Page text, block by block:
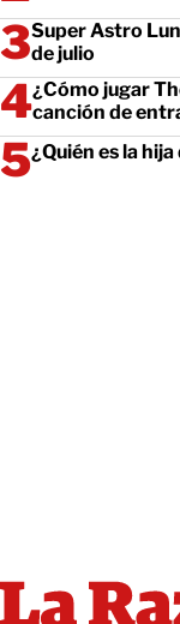
Super Astro
de julio
¿Cómo jugar
canción de
¿Quién es la